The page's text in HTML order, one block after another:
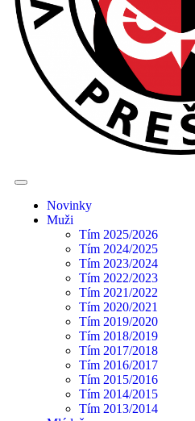
Novinky
Muži
Tím 2025/2026
Tím 2024/2025
Tím 2023/2024
Tím 2022/2023
Tím 2021/2022
Tím 2020/2021
Tím 2019/2020
Tím 2018/2019
Tím 2017/2018
Tím 2016/2017
Tím 2015/2016
Tím 2014/2015
Tím 2013/2014